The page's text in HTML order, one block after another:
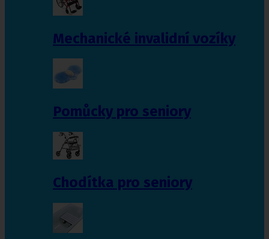
Mechanické invalidní vozíky
Pomůcky pro seniory
Chodítka pro seniory